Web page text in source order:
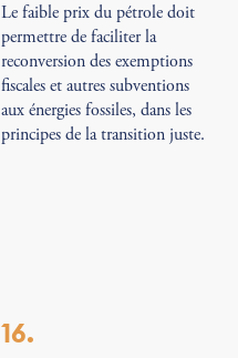
Le faible prix du pétrole doit
permettre de faciliter la
reconversion des exemptions
fiscales et autres subventions
aux énergies fossiles, dans les
principes de la transition juste.
16.